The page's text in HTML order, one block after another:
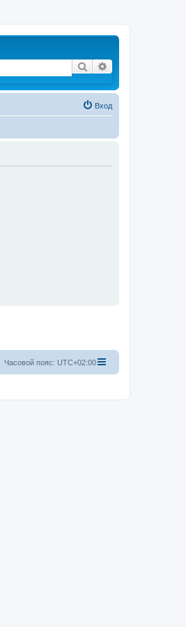
Поиск
Вход
Часовой пояс: UTC+02:00